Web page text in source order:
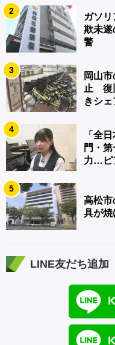
2
ガソ
欺未
警
3
岡山
止 復
きシ
4
「全
門・
力…ピ
5
高松
具が
LINE友だち追加